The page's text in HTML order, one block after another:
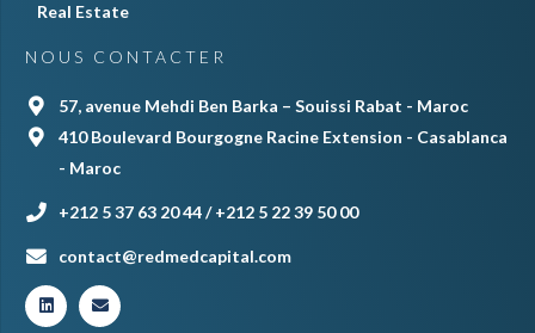
Real Estate
NOUS CONTACTER
57, avenue Mehdi Ben Barka – Souissi Rabat - Maroc
410 Boulevard Bourgogne Racine Extension - Casablanca
- Maroc
+212 5 37 63 20 44 / +212 5 22 39 50 00
contact@redmedcapital.com